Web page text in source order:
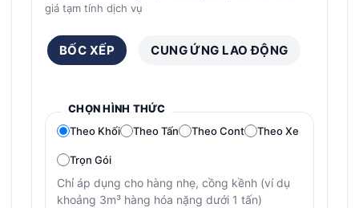
giá tạm tính dịch vụ
BỐC XẾP CUNG ỨNG LAO ĐỘNG
CHỌN HÌNH THỨC
Theo Khối
Theo Tấn Theo Cont Theo Xe
Trọn Gói
Chỉ áp dụng cho hàng nhẹ, cồng kềnh (ví dụ
khoảng 3m³ hàng hóa nặng dưới 1 tấn)